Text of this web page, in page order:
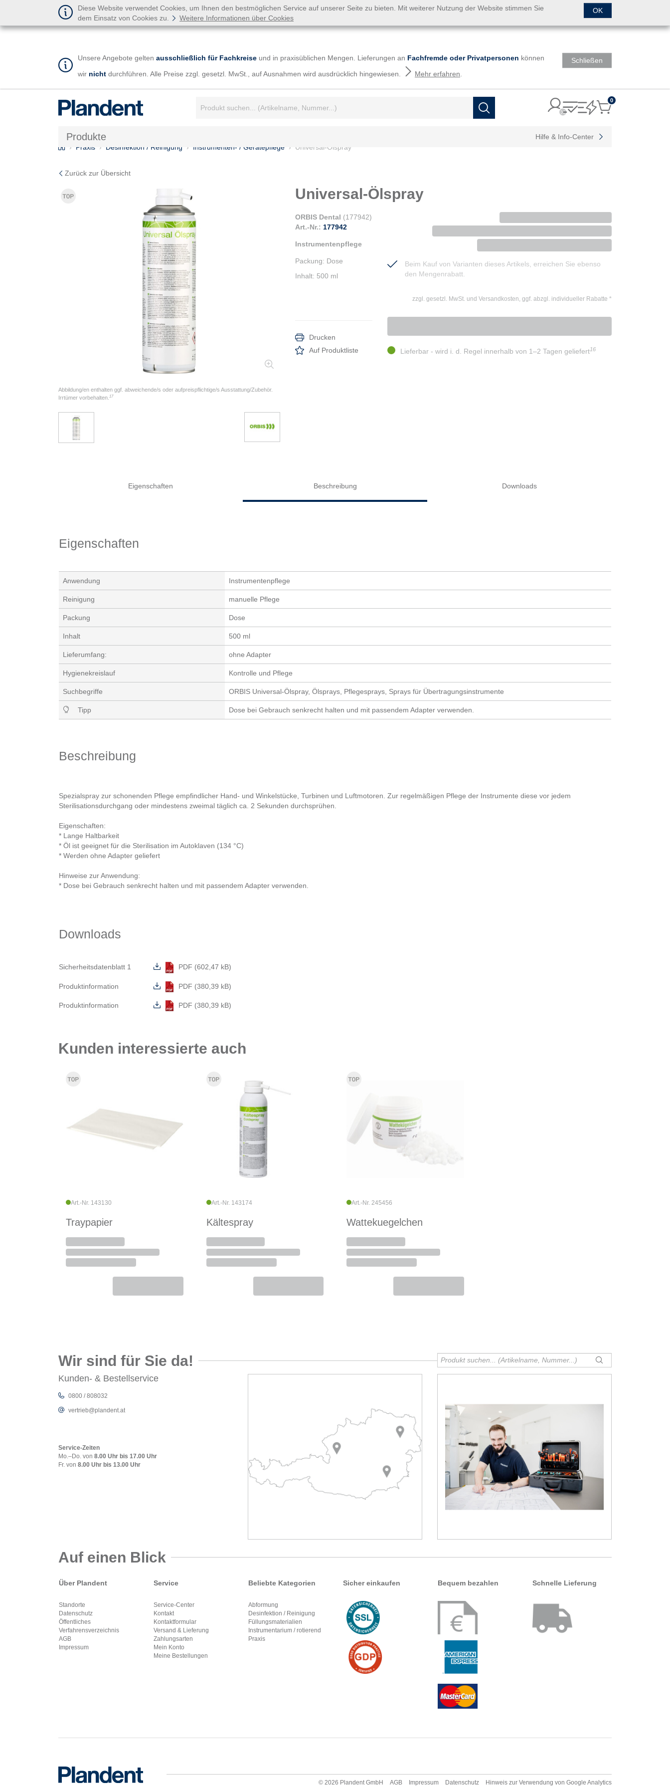
Diese Website verwendet Cookies, um Ihnen den bestmöglichen Service auf unserer Seite zu bieten. Mit weiterer Nutzung der Website stimmen Sie
dem Einsatz von Cookies zu.
Weitere Informationen über Cookies
OK
Unsere Angebote gelten ausschließlich für Fachkreise und in praxisüblichen Mengen. Lieferungen an Fachfremde oder Privatpersonen können
wir nicht durchführen. Alle Preise zzgl. gesetzl. MwSt., auf Ausnahmen wird ausdrücklich hingewiesen. Mehr erfahren
Schließen
Suchen
0Items
Produkte
Hilfe & Info-Center
HomePraxis Desinfektion / Reinigung Instrumenten- / Gerätepflege Universal-Ölspray
Zurück zur Übersicht
Abbildung/en enthalten ggf. abweichende/s oder aufpreispflichtige/s Ausstattung/Zubehör.
Irrtümer vorbehalten. 17
Universal-Ölspray
Beim Kauf von Varianten dieses Artikels, erreichen Sie ebenso
den Mengenrabatt.
ORBIS Dental (177942)
Art.-Nr.: 177942
Instrumentenpflege
Packung: Dose
Inhalt: 500 ml
Drucken
Auf Produktliste
zzgl. gesetzl. MwSt. und Versandkosten, ggf. abzgl. individueller Rabatte *
Lieferbar - wird i. d. Regel innerhalb von 1–2 Tagen geliefert16
Eigenschaften Beschreibung Downloads
Eigenschaften
Anwendung Instrumentenpflege
Reinigung manuelle Pflege
Packung Dose
Inhalt 500 ml
Lieferumfang: ohne Adapter
Hygienekreislauf Kontrolle und Pflege
Suchbegriffe ORBIS Universal-Ölspray, Ölsprays, Pflegesprays, Sprays für Übertragungsinstrumente
Tipp Dose bei Gebrauch senkrecht halten und mit passendem Adapter verwenden.
Beschreibung
Spezialspray zur schonenden Pflege empfindlicher Hand- und Winkelstücke, Turbinen und Luftmotoren. Zur regelmäßigen Pflege der Instrumente diese vor jedem
Sterilisationsdurchgang oder mindestens zweimal täglich ca. 2 Sekunden durchsprühen.
Eigenschaften:
* Lange Haltbarkeit
* Öl ist geeignet für die Sterilisation im Autoklaven (134 °C)
* Werden ohne Adapter geliefert
Hinweise zur Anwendung:
* Dose bei Gebrauch senkrecht halten und mit passendem Adapter verwenden.
Downloads
Sicherheitsdatenblatt 1 PDF (602,47 kB)
Produktinformation PDF (380,39 kB)
Produktinformation PDF (380,39 kB)
Kunden interessierte auch
Art.-Nr. 143130
Traypapier
Art.-Nr. 143174
Kältespray
Art.-Nr. 245456
Wattekuegelchen
Wir sind für Sie da!
Kunden- & Bestellservice
0800 / 808032
vertrieb@plandent.at
Service-Zeiten
Mo.–Do. von 8.00 Uhr bis 17.00 Uhr
Fr. von 8.00 Uhr bis 13.00 Uhr
Auf einen Blick
Über Plandent
Standorte
Datenschutz
Öffentliches
Verfahrensverzeichnis
AGB
Impressum
Service
Service-Center
Kontakt
Kontaktformular
Versand & Lieferung
Zahlungsarten
Mein Konto
Meine Bestellungen
Beliebte Kategorien
Abformung
Desinfektion / Reinigung
Füllungsmaterialien
Instrumentarium / rotierend
Praxis
Sicher einkaufen Bequem bezahlen Schnelle Lieferung
© 2026 Plandent GmbH AGB Impressum Datenschutz Hinweis zur Verwendung von Google Analytics